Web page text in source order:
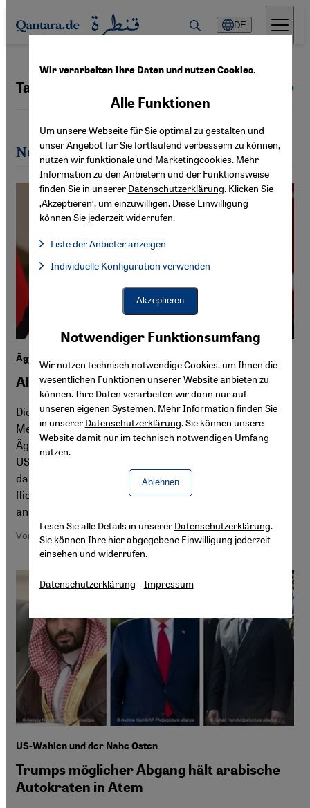
Direkt zum Inhalt springen
DE
Taqadum al-Khatib
Neueste Artikel von Taqadum al-Khatib
Ägyptens Nationale Menschenrechtsstrategie
Al-Sisis Zuckerbrot für den Westen
Die Einführung der sogenannten Nationalen Strategie für
Menschenrechte ist ein taktischer Schachzug von
Ägyptens Präsident Abdel Fattah al-Sisi. Damit will er die
US-amerikanische Kritik an seiner Herrschaft entkräften,
damit teilweise eingefrorene Hilfsgelder bald wieder
fließen. Der Politikwissenschaftler Taqadum al-Khatib
analysiert die Hintergründe für Qantara.de.
Von Taqadum al-Khatib
US-Wahlen und der Nahe Osten
Trumps möglicher Abgang hält arabische
Autokraten in Atem
Wir verarbeiten Ihre Daten und nutzen Cookies.
Notwendiger Funktionsumfang
Wir nutzen technisch notwendige Cookies, um Ihnen die
wesentlichen Funktionen unserer Website anbieten zu
können. Ihre Daten verarbeiten wir dann nur auf
unseren eigenen Systemen. Mehr Information finden Sie
in unserer Datenschutzerklärung. Sie können unsere
Website damit nur im technisch notwendigen Umfang
nutzen.
Ablehnen
Alle Funktionen
Um unsere Webseite für Sie optimal zu gestalten und
unser Angebot für Sie fortlaufend verbessern zu können,
nutzen wir funktionale und Marketingcookies. Mehr
Information zu den Anbietern und der Funktionsweise
finden Sie in unserer Datenschutzerklärung. Klicken Sie
‚Akzeptieren‘, um einzuwilligen. Diese Einwilligung
können Sie jederzeit widerrufen.
Liste der Anbieter anzeigen
Facebook Embed / Facebook Connect, Google Maps Embed,
Facebook Embed / Facebook Connect
Google Maps Embed
Individuelle Konfiguration verwenden
Akzeptieren
Lesen Sie alle Details in unserer Datenschutzerklärung.
Sie können Ihre hier abgegebene Einwilligung jederzeit
einsehen und widerrufen.
Datenschutzerklärung Impressum